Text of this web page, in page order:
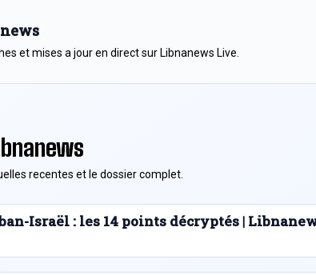
et mises a jour en direct sur Libnanews Live.
recentes et le dossier complet.
Israël : les 14 points décryptés |